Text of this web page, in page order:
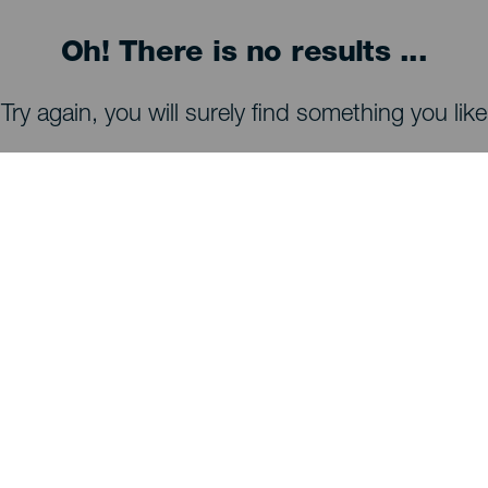
Oh! There is no results ...
Try again, you will surely find something you like